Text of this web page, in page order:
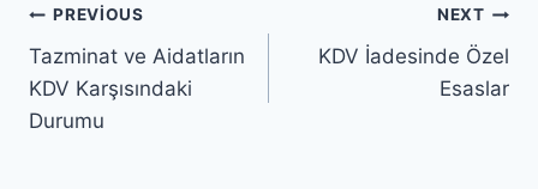
Yazı
gezinmesi
PREVIOUS
Tazminat ve Aidatların
KDV Karşısındaki
Durumu
NEXT
KDV İadesinde Özel
Esaslar